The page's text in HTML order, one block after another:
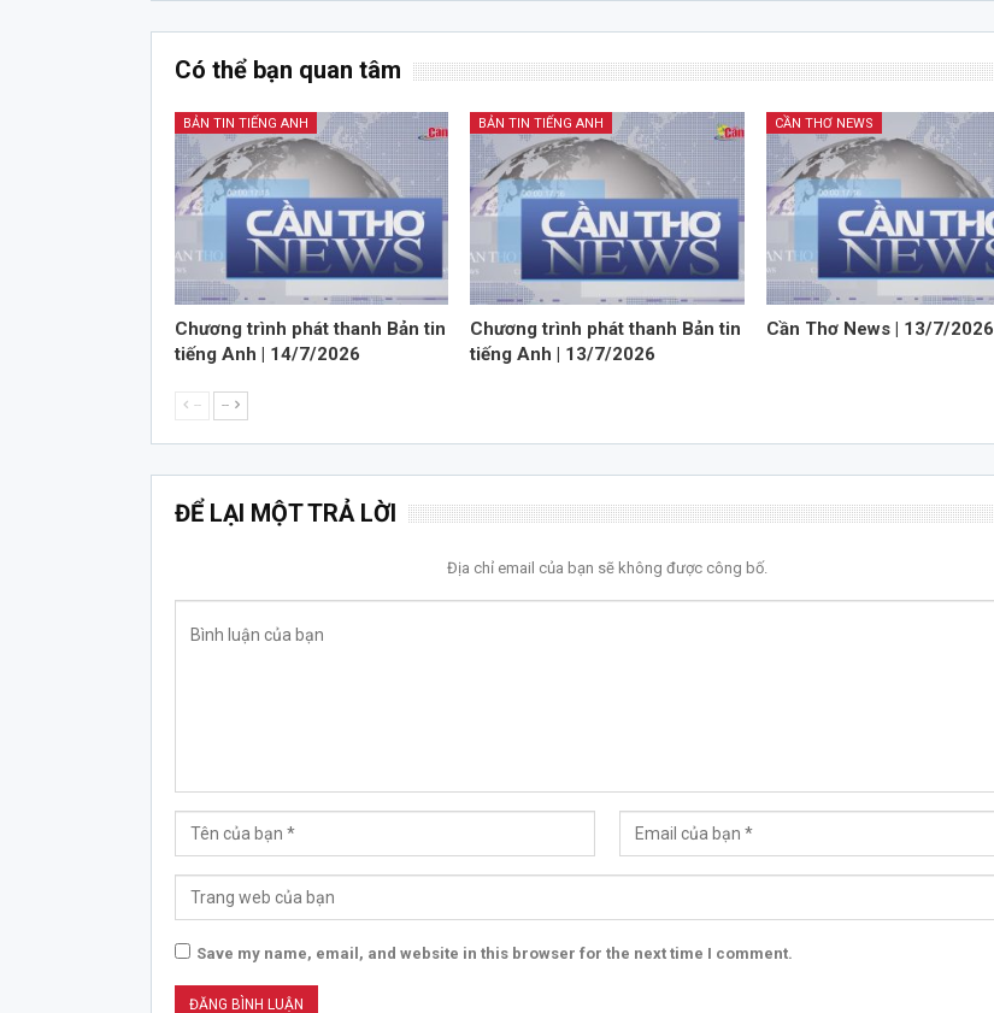
Có thể bạn quan tâm
BẢN TIN TIẾNG ANH
Chương trình phát thanh Bản tin
tiếng Anh | 14/7/2026
BẢN TIN TIẾNG ANH
Chương trình phát thanh Bản tin
tiếng Anh | 13/7/2026
CẦN THƠ NEWS
Cần Thơ News | 13/7/2026
-- --
ĐỂ LẠI MỘT TRẢ LỜI
Địa chỉ email của bạn sẽ không được công bố.
Save my name, email, and website in this browser for the next time I comment.